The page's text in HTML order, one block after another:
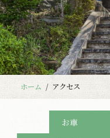
ホーム アクセス
お車